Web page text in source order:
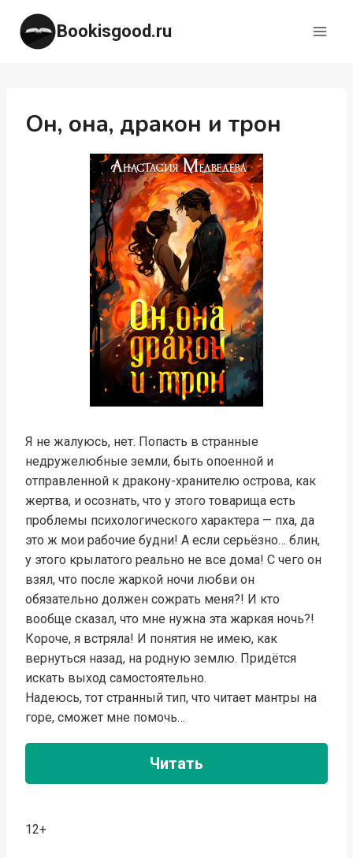
Перейти
содержимому
Bookisgood.ru
Он, она, дракон и трон
Я не жалуюсь, нет. Попасть в странные
недружелюбные земли, быть опоенной и
отправленной к дракону-хранителю острова, как
жертва, и осознать, что у этого товарища есть
проблемы психологического характера — пха, да
это ж мои рабочие будни! А если серьёзно… блин,
у этого крылатого реально не все дома! С чего он
взял, что после жаркой ночи любви он
обязательно должен сожрать меня?! И кто
вообще сказал, что мне нужна эта жаркая ночь?!
Короче, я встряла! И понятия не имею, как
вернуться назад, на родную землю. Придётся
искать выход самостоятельно.
Надеюсь, тот странный тип, что читает мантры на
горе, сможет мне помочь…
Читать
12+